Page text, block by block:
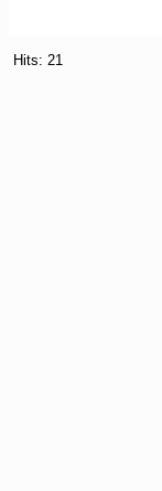
Hits: 21